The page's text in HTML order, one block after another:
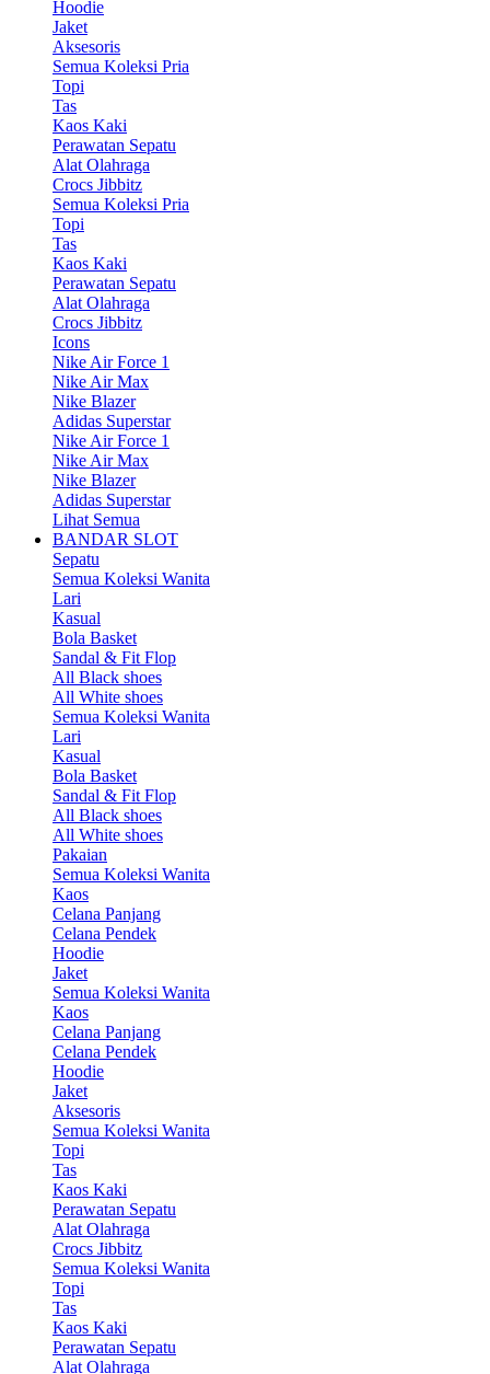
Hoodie
Jaket
Aksesoris
Semua Koleksi Pria
Topi
Tas
Kaos Kaki
Perawatan Sepatu
Alat Olahraga
Crocs Jibbitz
Semua Koleksi Pria
Topi
Tas
Kaos Kaki
Perawatan Sepatu
Alat Olahraga
Crocs Jibbitz
Icons
Nike Air Force 1
Nike Air Max
Nike Blazer
Adidas Superstar
Nike Air Force 1
Nike Air Max
Nike Blazer
Adidas Superstar
Lihat Semua
BANDAR SLOT
Sepatu
Semua Koleksi Wanita
Lari
Kasual
Bola Basket
Sandal & Fit Flop
All Black shoes
All White shoes
Semua Koleksi Wanita
Lari
Kasual
Bola Basket
Sandal & Fit Flop
All Black shoes
All White shoes
Pakaian
Semua Koleksi Wanita
Kaos
Celana Panjang
Celana Pendek
Hoodie
Jaket
Semua Koleksi Wanita
Kaos
Celana Panjang
Celana Pendek
Hoodie
Jaket
Aksesoris
Semua Koleksi Wanita
Topi
Tas
Kaos Kaki
Perawatan Sepatu
Alat Olahraga
Crocs Jibbitz
Semua Koleksi Wanita
Topi
Tas
Kaos Kaki
Perawatan Sepatu
Alat Olahraga